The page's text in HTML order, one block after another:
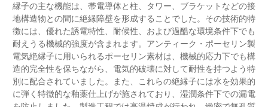
縁子の主な機能は、帯電導体と柱、タワー、ブラケットなどの接
地構造物との間に絶縁障壁を形成することでした。その技術的特
徴には、優れた誘電特性、耐候性、および過酷な環境条件下でも
耐えうる機械的強度が含まれます。アンティーク・ポーセリン製
電気絶縁子に用いられるポーセリン素材は、機械的応力下でも構
造的完全性を保ちながら、電気的破壊に対して耐性を持つよう特
別に配合されていました。また、これらの絶縁子には水を効果的
に弾く特徴的な釉薬仕上げが施されており、湿潤条件下での漏電